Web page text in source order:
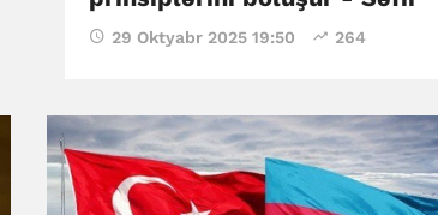
29 Oktyabr 2025 19:50 264